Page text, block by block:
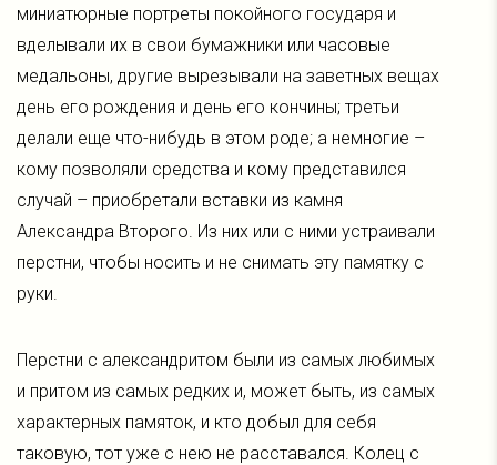
миниатюрные портреты покойного государя и
вделывали их в свои бумажники или часовые
медальоны, другие вырезывали на заветных вещах
день его рождения и день его кончины; третьи
делали еще что-нибудь в этом роде; а немногие –
кому позволяли средства и кому представился
случай – приобретали вставки из камня
Александра Второго. Из них или с ними устраивали
перстни, чтобы носить и не снимать эту памятку с
руки.
Перстни с александритом были из самых любимых
и притом из самых редких и, может быть, из самых
характерных памяток, и кто добыл для себя
таковую, тот уже с нею не расставался. Колец с